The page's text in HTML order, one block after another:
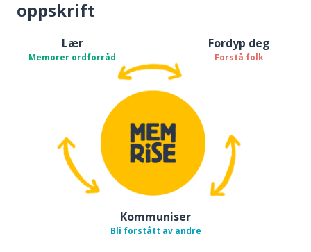
oppskrift
Lær
Memorer ordforråd
Fordyp deg
Forstå folk
Kommuniser
Bli forstått av andre